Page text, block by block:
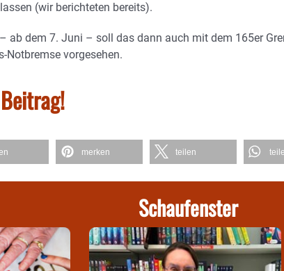
(wir berichteten bereits).
ab dem 7. Juni – soll das dann auch mit dem 165er
Notbremse vorgesehen.
merken teilen
Schaufenster